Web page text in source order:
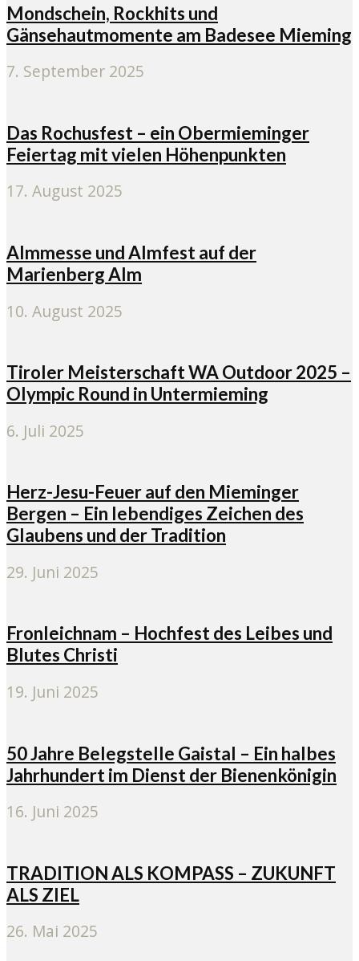
Mondschein, Rockhits und
Gänsehautmomente am Badesee Mieming
7. September 2025
Das Rochusfest – ein Obermieminger
Feiertag mit vielen Höhenpunkten
17. August 2025
Almmesse und Almfest auf der
Marienberg Alm
10. August 2025
Tiroler Meisterschaft WA Outdoor 2025 –
Olympic Round in Untermieming
6. Juli 2025
Herz-Jesu-Feuer auf den Mieminger
Bergen – Ein lebendiges Zeichen des
Glaubens und der Tradition
29. Juni 2025
Fronleichnam – Hochfest des Leibes und
Blutes Christi
19. Juni 2025
50 Jahre Belegstelle Gaistal – Ein halbes
Jahrhundert im Dienst der Bienenkönigin
16. Juni 2025
TRADITION ALS KOMPASS – ZUKUNFT
ALS ZIEL
26. Mai 2025